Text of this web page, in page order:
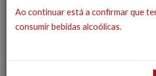
Alecrim
Ao continuar está a confirmar que
consumir bebidas alcoólicas.